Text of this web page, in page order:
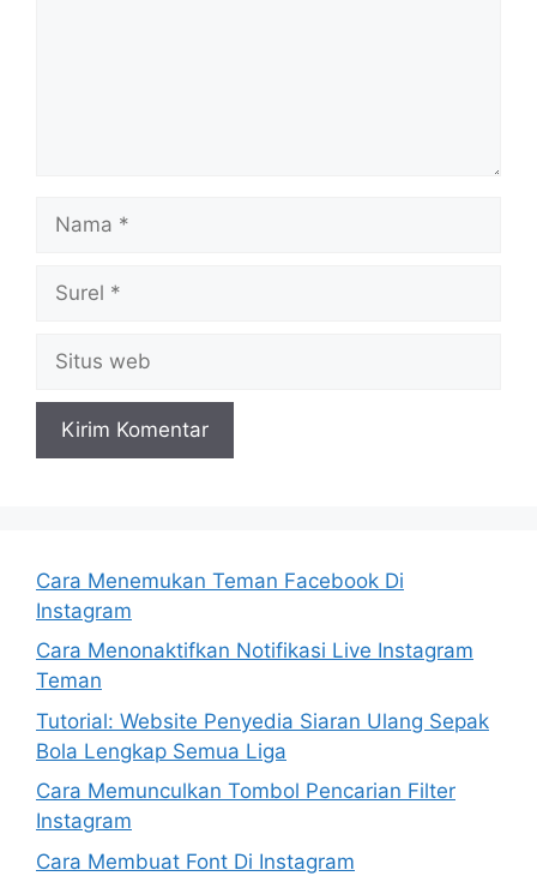
web
Cara Menemukan Teman Facebook Di
Instagram
Cara Menonaktifkan Notifikasi Live Instagram
Teman
Tutorial: Website Penyedia Siaran Ulang Sepak
Bola Lengkap Semua Liga
Cara Memunculkan Tombol Pencarian Filter
Instagram
Cara Membuat Font Di Instagram